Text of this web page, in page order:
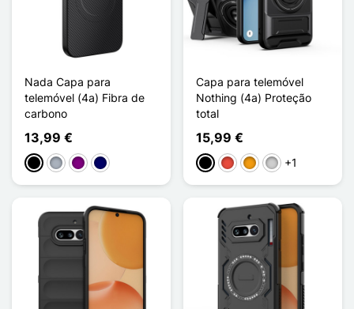
Nada Capa para
telemóvel (4a) Fibra de
carbono
13,99 €
PretoCinzento
PúrpuraAzul marinho
Capa para telemóvel
Nothing (4a) Proteção
total
15,99 €
PretoVermelho
LaranjaPrata
+1